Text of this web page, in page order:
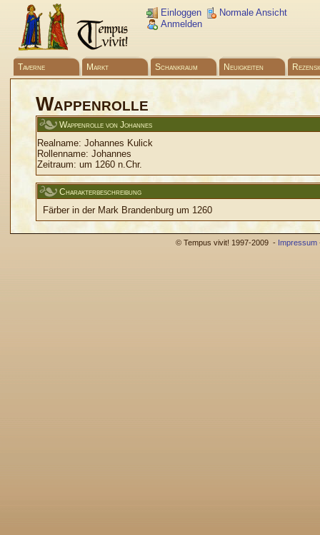
Einloggen
Anmelden
Normale Ansicht
Taverne Markt Schankraum Neuigkeiten
Wappenrolle
Wappenrolle von Johannes
Realname: Johannes Kulick
Rollenname: Johannes
Zeitraum: um 1260 n.Chr.
Charakterbeschreibung
Färber in der Mark Brandenburg um 1260
© Tempus vivit! 1997-2009 - Impressum